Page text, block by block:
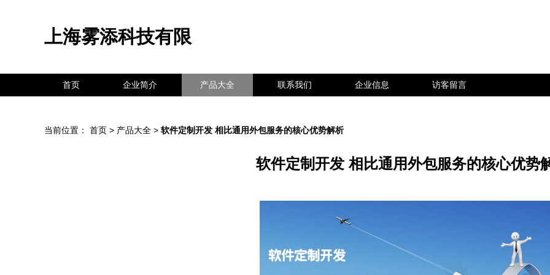
上海雾添科技有限
首页 企业简介 产品大全 联系我们 企业信息 访客留言
当前位置： 首页 > 产品大全 > 软件定制开发 相比通用外包服务的核心优势解析
软件定制开发 相比通用外包服务的核心优势